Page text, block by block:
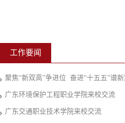
工作要闻
聚焦“新双高”争进位 奋进“十五五”谱
广东环境保护工程职业学院来校交流
广东交通职业技术学院来校交流